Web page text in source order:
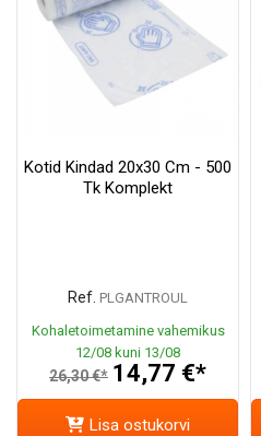
Kotid Kindad 20x30 Cm - 500
Tk Komplekt
Ref. PLGANTROUL
Kohaletoimetamine vahemikus
12/08 kuni 13/08
26,30 €* 14,77 €*
Lisa ostukorvi